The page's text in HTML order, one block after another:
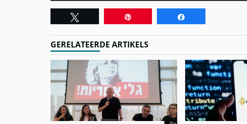
GERELATEERDE ARTIKELS